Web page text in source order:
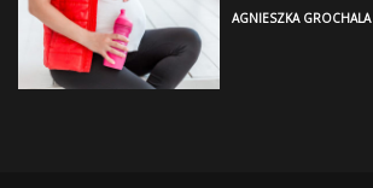
AGNIESZKA GROCHALA